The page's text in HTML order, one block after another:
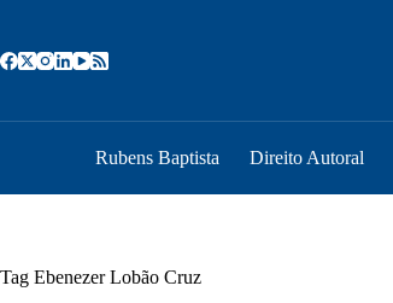
o
conteúdo
Rubens Baptista Direito Autoral
Tag Ebenezer Lobão Cruz